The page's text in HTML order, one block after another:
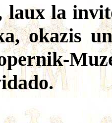
laux la
okazis